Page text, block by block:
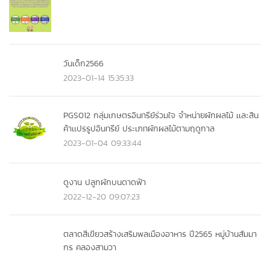
วันเด็ก2566
2023-01-14 15:35:33
PGS012 กลุ่มเกษตรอินทรีย์ร่วมใจ จำหน่ายผักผลไม้ เเละสิน
ค้าเเปรรูปอินทรีย์ ประเภทผักผลไม้ตามฤดูกาล
2023-01-04 09:33:44
ดูงาน ปลูกผักบนดาดฟ้า
2022-12-20 09:07:23
ตลาดสีเขียวสร้างเสริมพลเมืองอาหาร ปี2565 หมู่บ้านสัมมา
กร คลองสามวา